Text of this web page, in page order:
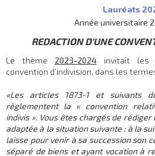
Lauréats
Année universitaire
REDACTION D'UNE
Le thème 2023-2024invitait les
convention d’indivision, dans les
«Les articles
1873-1 et suivants
règlementent la « convention
indivis ». Vous êtes chargés de
adaptée à la situation suivante : à la
laisse pour venir à sa succession son
séparé de biens et ayant vocation à